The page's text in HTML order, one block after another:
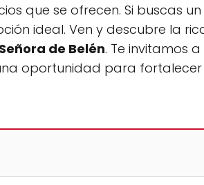
que se ofrecen. Si buscas
ideal. Ven y descubre la
de Belén. Te invitamos
oportunidad para